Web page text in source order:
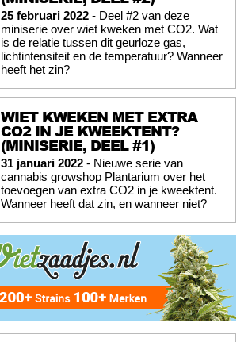
25 februari 2022 - Deel #2 van deze
miniserie over wiet kweken met CO2. Wat
is de relatie tussen dit geurloze gas,
lichtintensiteit en de temperatuur? Wanneer
heeft het zin?
WIET KWEKEN MET EXTRA
CO2 IN JE KWEEKTENT?
(MINISERIE, DEEL #1)
31 januari 2022 - Nieuwe serie van
cannabis growshop Plantarium over het
toevoegen van extra CO2 in je kweektent.
Wanneer heeft dat zin, en wanneer niet?